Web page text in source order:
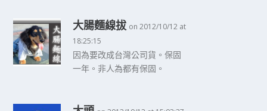
大腸麵線拔 on 2012/10/12 at
18:25:15
因為要改成台灣公司貨。保固
一年。非人為都有保固。